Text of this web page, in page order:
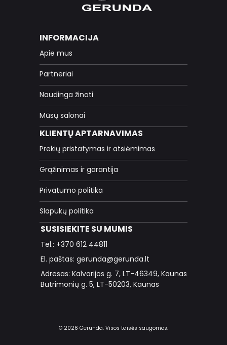
INFORMACIJA
Apie mus
Partneriai
Naudinga žinoti
Mūsų salonai
KLIENTŲ APTARNAVIMAS
Prekių pristatymas ir atsiėmimas
Grąžinimas ir garantija
Privatumo politika
Slapukų politika
SUSISIEKITE SU MUMIS
Tel.: +370 612 44811
El. paštas: gerunda@gerunda.lt
Adresas: Kalvarijos g. 7, LT-46349, Kaunas
Butrimonių g. 5, LT-50203, Kaunas
© 2026 Gerunda. Visos teisės saugomos.